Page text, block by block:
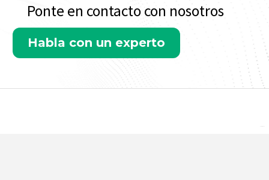
Ponte en contacto con nosotros
Habla con un experto